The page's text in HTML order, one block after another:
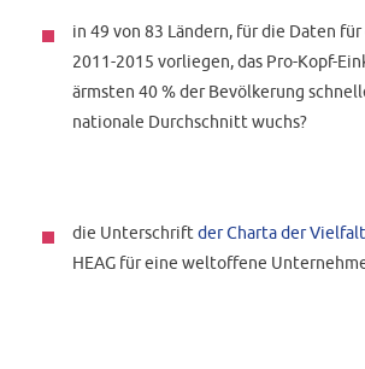
in 49 von 83 Ländern, für die Daten
2011-2015 vorliegen, das Pro-Kopf-
ärmsten 40 % der Bevölkerung
nationale Durchschnitt wuchs?
die Unterschriftder Charta der Vielfalt
HEAG für eine weltoffene